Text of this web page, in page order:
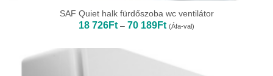
SAF Quiet halk fürdőszoba wc ventilátor
18 726Ft – 70 189FtÁrtartomány:
18
189Ft
(Áfa-val)